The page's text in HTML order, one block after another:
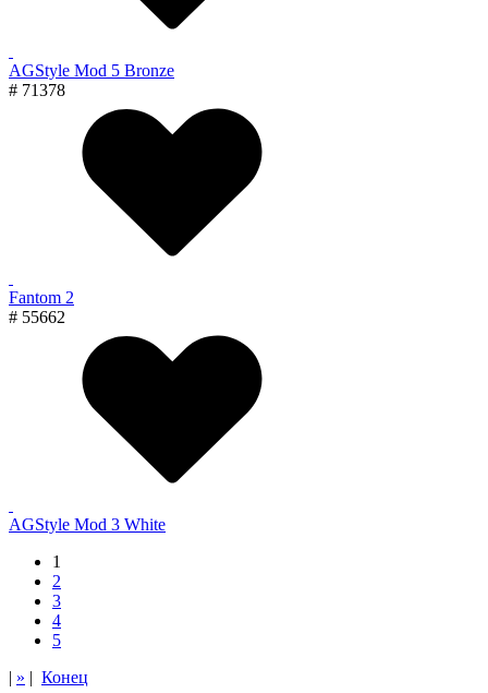
AGStyle Mod 5 Bronze
# 71378
Fantom 2
# 55662
AGStyle Mod 3 White
1
2
3
4
5
| » | Конец